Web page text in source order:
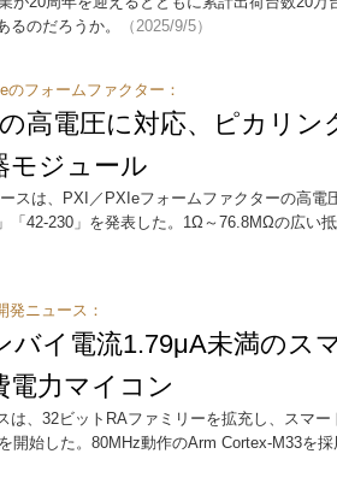
るのだろうか。
（2025/9/5）
のフォームファクター：
高電圧に対応、ピカリ
モジュール
スは、PXI／PXIeフォームファクターの高電
「42-230」を発表した。1Ω～76.8MΩの広い
発ニュース：
バイ電流1.79μA未満のス
電力マイコン
は、32ビットRAファミリーを拡充し、スマ
開始した。80MHz動作のArm Cortex-M33を